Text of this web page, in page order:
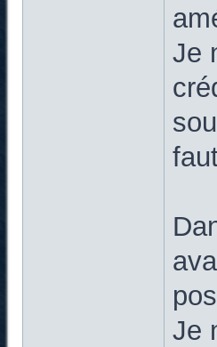
Je
Je